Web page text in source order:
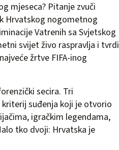
mjeseca? Pitanje zvuči
Hrvatskog nogometnog
Vatrenih sa Svjetskog
svijet živo raspravlja i tvrdi
žrtve FIFA-inog
secira. Tri
suđenja koji je otvorio
igračkim legendama,
tko dvoji: Hrvatska je